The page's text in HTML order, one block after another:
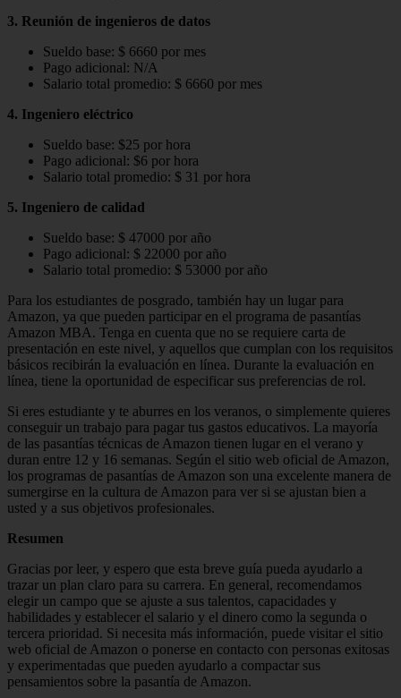
3. Reunión de ingenieros de datos
Sueldo base: $ 6660 por mes
Pago adicional: N/A
Salario total promedio: $ 6660 por mes
4. Ingeniero eléctrico
Sueldo base: $25 por hora
Pago adicional: $6 por hora
Salario total promedio: $ 31 por hora
5. Ingeniero de calidad
Sueldo base: $ 47000 por año
Pago adicional: $ 22000 por año
Salario total promedio: $ 53000 por año
Para los estudiantes de posgrado, también hay un lugar para
Amazon, ya que pueden participar en el programa de pasantías
Amazon MBA. Tenga en cuenta que no se requiere carta de
presentación en este nivel, y aquellos que cumplan con los requisitos
básicos recibirán la evaluación en línea. Durante la evaluación en
línea, tiene la oportunidad de especificar sus preferencias de rol.
Si eres estudiante y te aburres en los veranos, o simplemente quieres
conseguir un trabajo para pagar tus gastos educativos. La mayoría
de las pasantías técnicas de Amazon tienen lugar en el verano y
duran entre 12 y 16 semanas. Según el sitio web oficial de Amazon,
los programas de pasantías de Amazon son una excelente manera de
sumergirse en la cultura de Amazon para ver si se ajustan bien a
usted y a sus objetivos profesionales.
Resumen
Gracias por leer, y espero que esta breve guía pueda ayudarlo a
trazar un plan claro para su carrera. En general, recomendamos
elegir un campo que se ajuste a sus talentos, capacidades y
habilidades y establecer el salario y el dinero como la segunda o
tercera prioridad. Si necesita más información, puede visitar el sitio
web oficial de Amazon o ponerse en contacto con personas exitosas
y experimentadas que pueden ayudarlo a compactar sus
pensamientos sobre la pasantía de Amazon.